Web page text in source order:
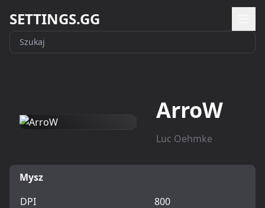
SETTINGS.GG
ArroW
Luc Oehmke
Mysz
DPI
800